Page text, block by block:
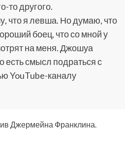
то другого.
что я левша. Но думаю, что
боец, что со мной у
на меня. Джошуа
есть смысл подраться с
YouTube-каналу
Джермейна Франклина.